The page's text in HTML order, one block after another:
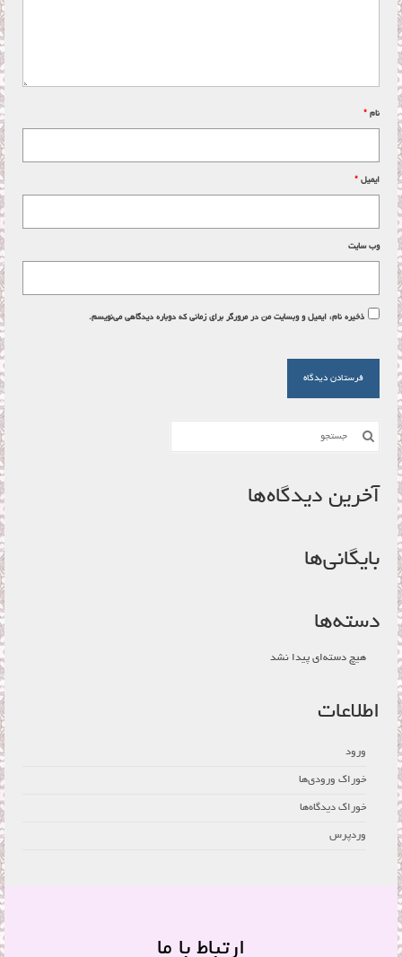
نام *
ایمیل *
وب‌ سایت
ذخیره نام، ایمیل و وبسایت من در مرورگر برای زمانی که دوباره دیدگاهی می‌نویسم.
جستجو
آخرین دیدگاه‌ها
بایگانی‌ها
دسته‌ها
هیچ دسته‌ای پیدا نشد
اطلاعات
ورود
خوراک ورودی‌ها
خوراک دیدگاه‌ها
وردپرس
ارتباط با ما